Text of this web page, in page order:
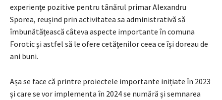
experiențe pozitive pentru tânărul primar Alexandru
Sporea, reușind prin activitatea sa administrativă să
îmbunătățească câteva aspecte importante în comuna
Forotic și astfel să le ofere cetățenilor ceea ce își doreau de
ani buni.
Așa se face că printre proiectele importante inițiate în 2023
și care se vor implementa în 2024 se numără și semnarea